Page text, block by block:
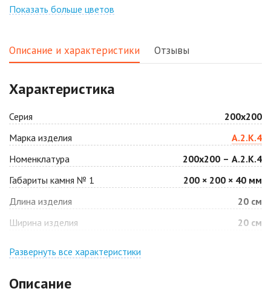
Цена по запросу
Антрацит
Цена по запросу
Арабская ночь
Цена по запросу
Барселона
Цена по запросу
Белая
Цена по запросу
Цена по запросу
Показать больше цветов
Описание и характеристики Отзывы
Характеристика
Серия
200х200
Марка изделия
А.2.К.4
Номенклатура
200х200 – А.2.К.4
Габариты камня № 1
200 × 200 × 40 мм
Длина изделия
20 см
Ширина изделия
20 см
Развернуть все характеристики
Описание